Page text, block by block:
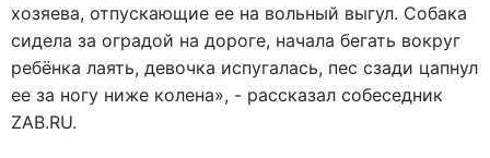
хозяева, отпускающие ее на вольный выгул. Собака
сидела за оградой на дороге, начала бегать вокруг
ребёнка лаять, девочка испугалась, пес сзади цапнул
ее за ногу ниже колена», - рассказал собеседник
ZAB.RU.